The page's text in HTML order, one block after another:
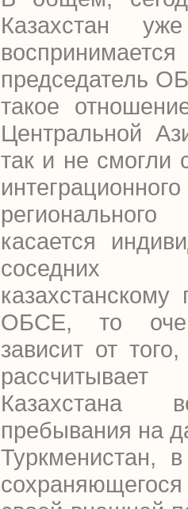
Казахстан
председатель
такое
Центральной
так и не смогли
касается
соседних
казахстанскому
ОБСЕ, то
зависит от
пребывания на
Туркменистан,